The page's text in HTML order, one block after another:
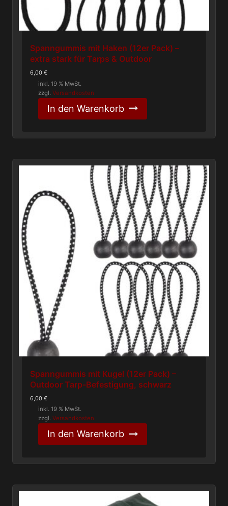
Spanngummis mit Haken (12er Pack) –
extra stark für Tarps & Outdoor
6,00€
inkl. 19 % MwSt.
zzgl.Versandkosten
In den Warenkorb
Spanngummis mit Kugel (12er Pack) –
Outdoor Tarp-Befestigung, schwarz
6,00€
inkl. 19 % MwSt.
zzgl.Versandkosten
In den Warenkorb